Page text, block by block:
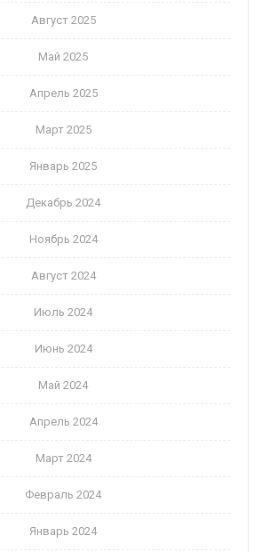
Август 2025
Май 2025
Апрель 2025
Март 2025
Январь 2025
Декабрь 2024
Ноябрь 2024
Август 2024
Июль 2024
Июнь 2024
Май 2024
Апрель 2024
Март 2024
Февраль 2024
Январь 2024